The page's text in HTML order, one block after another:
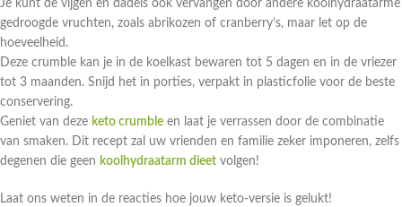
Je kunt de vijgen en dadels ook vervangen door andere koolhydraatarme
gedroogde vruchten, zoals abrikozen of cranberry’s, maar let op de
hoeveelheid.
Deze crumble kan je in de koelkast bewaren tot 5 dagen en in de vriezer
tot 3 maanden. Snijd het in porties, verpakt in plasticfolie voor de beste
conservering.
Geniet van deze keto crumble en laat je verrassen door de combinatie
van smaken. Dit recept zal uw vrienden en familie zeker imponeren, zelfs
degenen die geen koolhydraatarm dieet volgen!
Laat ons weten in de reacties hoe jouw keto-versie is gelukt!